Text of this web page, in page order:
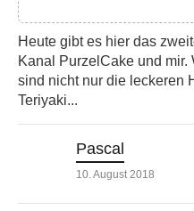
Heute gibt es hier das
Kanal PurzelCake und
sind nicht nur die leckeren
Teriyaki...
Pascal
10. August 2018